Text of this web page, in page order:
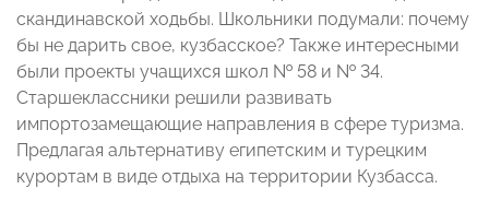
скандинавской ходьбы. Школьники подумали: почему
бы не дарить свое, кузбасское? Также интересными
были проекты учащихся школ № 58 и № 34.
Старшеклассники решили развивать
импортозамещающие направления в сфере туризма.
Предлагая альтернативу египетским и турецким
курортам в виде отдыха на территории Кузбасса.